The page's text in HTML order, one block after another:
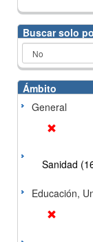
Buscar solo
Ámbito
General
Sanidad
Educación,